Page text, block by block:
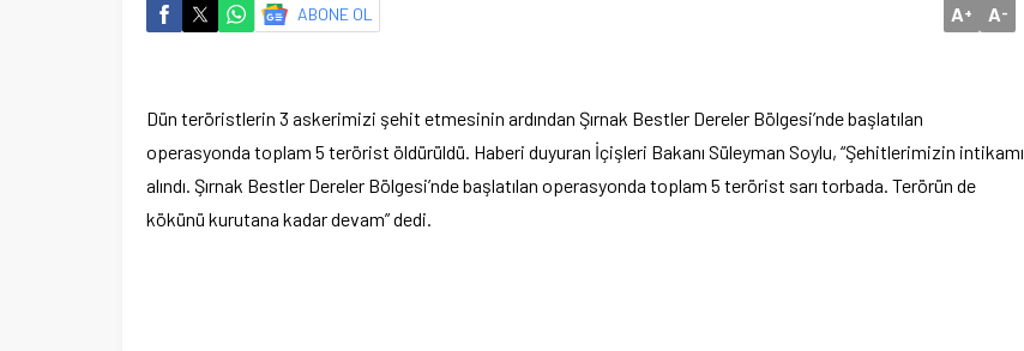
ABONE OL A+ A-
Dün teröristlerin 3 askerimizi şehit etmesinin ardından Şırnak Bestler Dereler Bölgesi’nde başlatılan
operasyonda toplam 5 terörist öldürüldü. Haberi duyuran İçişleri Bakanı Süleyman Soylu, “Şehitlerimizin intikamı
alındı. Şırnak Bestler Dereler Bölgesi’nde başlatılan operasyonda toplam 5 terörist sarı torbada. Terörün de
kökünü kurutana kadar devam” dedi.